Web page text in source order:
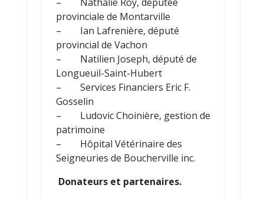
provinciale de Montarville
– Ian Lafrenière, député
provincial de Vachon
– Natilien Joseph, député de
Longueuil-Saint-Hubert
– Services Financiers Eric F.
Gosselin
– Ludovic Choinière, gestion de
patrimoine
– Hôpital Vétérina​ire des
Seigneuries de Boucherville inc.
Donateurs et partenaires.